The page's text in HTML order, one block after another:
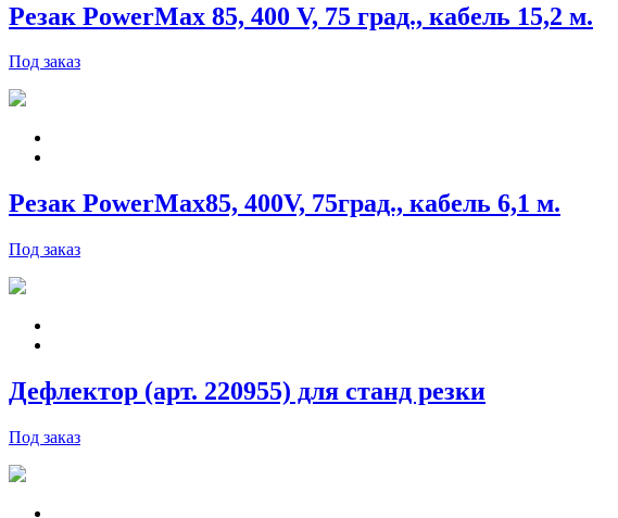
Резак PowerMax 85, 400 V, 75 град., кабель 15,2 м.
Под заказ
Резак PowerMax85, 400V, 75град., кабель 6,1 м.
Под заказ
Дефлектор (арт. 220955) для станд резки
Под заказ